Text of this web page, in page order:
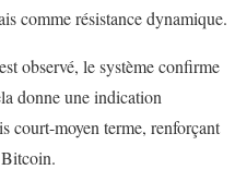
comme résistance dynamique.
observé, le système confirme
donne une indication
court-moyen terme, renforçant